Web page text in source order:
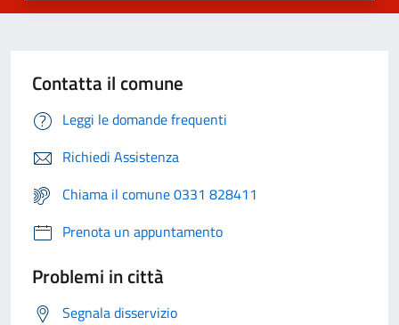
Contatta il comune
Leggi le domande frequenti
Richiedi Assistenza
Chiama il comune 0331 828411
Prenota un appuntamento
Problemi in città
Segnala disservizio